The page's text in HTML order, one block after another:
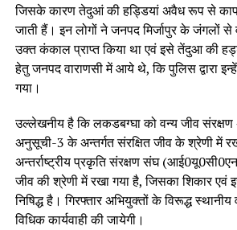
जिसके कारण तेदुआं की हड्डियां अवैध रूप से
जाती हैं। इन लोगों ने जनपद मिर्जापुर के जंगलों
उक्त कंकाल प्राप्त किया था एवं इसे तेंदुआ की
हेतु जनपद वाराणसी में आये थे, कि पुलिस द्वारा
गया।
उल्लेखनीय है कि लकडबग्घा को वन्य जीव
अनुसूची-3 के अन्तर्गत संरक्षित जीव के श्रेणी में
अन्तर्राष्ट्रीय प्रकृति संरक्षण संघ
जीव की श्रेणी में रखा गया है, जिसका शिकार एवं
निषिद्ध है। गिरफ्तार अभियुक्तों के विरूद्ध स्थानीय
विधिक कार्यवाही की जायेगी।